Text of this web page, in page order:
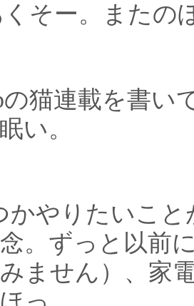
そー。またの
の猫連載を書い
い。
かやりたいこ
。ずっと以前
ません）、家